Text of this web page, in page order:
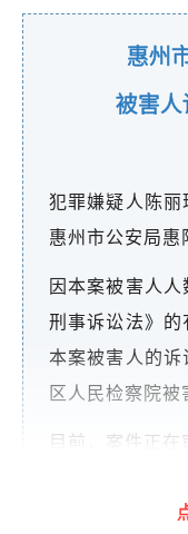
惠州
被害
犯罪嫌疑人陈
惠州市公安局惠
因本案被害人
刑事诉讼法》
本案被害人的诉
区人民检察院被
目前，案件正在